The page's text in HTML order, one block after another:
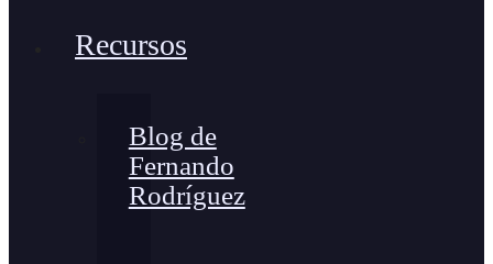
Recursos
Blog de
Fernando
Rodríguez